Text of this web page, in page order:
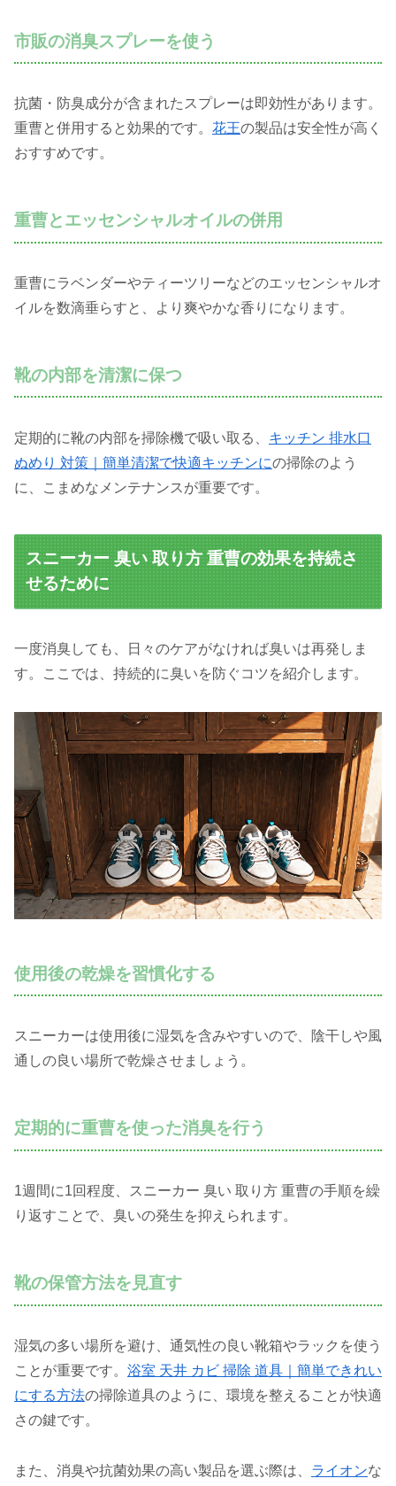
市販の消臭スプレーを使う
抗菌・防臭成分が含まれたスプレーは即効性があります。
重曹と併用すると効果的です。 花王の製品は安全性が高く
おすすめです。
重曹とエッセンシャルオイルの併用
重曹にラベンダーやティーツリーなどのエッセンシャルオ
イルを数滴垂らすと、より爽やかな香りになります。
靴の内部を清潔に保つ
定期的に靴の内部を掃除機で吸い取る、 キッチン 排水口
ぬめり 対策｜簡単清潔で快適キッチンにの掃除のよう
に、こまめなメンテナンスが重要です。
スニーカー 臭い 取り方 重曹の効果を持続さ
せるために
一度消臭しても、日々のケアがなければ臭いは再発しま
す。ここでは、持続的に臭いを防ぐコツを紹介します。
使用後の乾燥を習慣化する
スニーカーは使用後に湿気を含みやすいので、陰干しや風
通しの良い場所で乾燥させましょう。
定期的に重曹を使った消臭を行う
1週間に1回程度、スニーカー 臭い 取り方 重曹の手順を繰
り返すことで、臭いの発生を抑えられます。
靴の保管方法を見直す
湿気の多い場所を避け、通気性の良い靴箱やラックを使う
ことが重要です。 浴室 天井 カビ 掃除 道具｜簡単できれい
にする方法の掃除道具のように、環境を整えることが快適
さの鍵です。
また、消臭や抗菌効果の高い製品を選ぶ際は、 ライオンな